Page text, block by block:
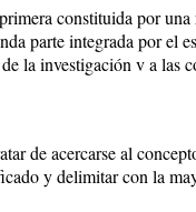
constituida por
parte integrada por el
la investigación v a las
de acercarse al
y delimitar con la